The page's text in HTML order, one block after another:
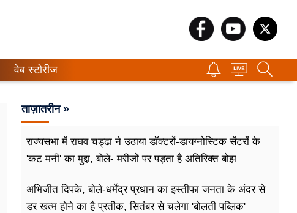
वेब स्टोरीज
ताज़ातरीन »
राज्यसभा में राघव चड्ढा ने उठाया डॉक्टरों-डायग्नोस्टिक सेंटरों के
'कट मनी' का मुद्दा, बोले- मरीजों पर पड़ता है अ​तिरिक्त बोझ
अभिजीत दिपके, बोले-धर्मेंद्र प्रधान का इस्तीफा जनता के अंदर से
डर खत्म होने का है प्रतीक, सितंबर से चलेगा 'बोलती पब्लिक'